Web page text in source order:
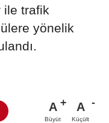
ile trafik
yönelik
A
Büyüt
A
Küçült